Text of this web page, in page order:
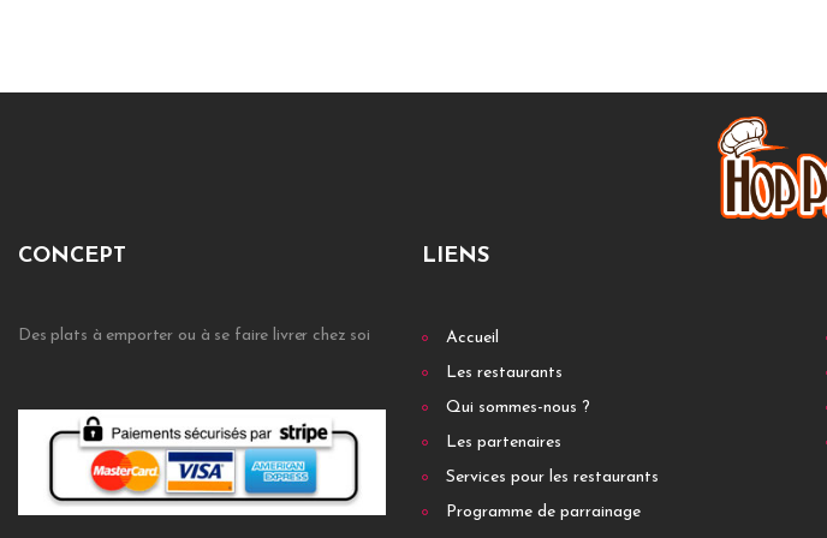
CONCEPT
Des plats à emporter ou à se faire livrer chez soi
LIENS
Accueil
Les restaurants
Qui sommes-nous ?
Les partenaires
Services pour les restaurants
Programme de parrainage